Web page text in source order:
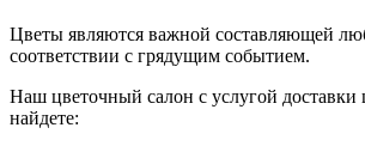
Цветы являются важной составляющей
соответствии с грядущим событием.
Наш цветочный салон с услугой доставки
найдете: